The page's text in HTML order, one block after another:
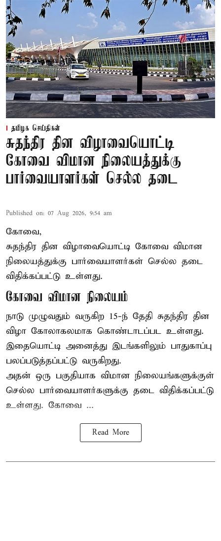
தமிழக செய்திகள்
சுதந்திர தின விழாவையொட்டி
கோவை விமான நிலையத்துக்கு
பார்வையாளர்கள் செல்ல தடை
Published on: 07 Aug 2026, 9:54 am
கோவை,
சுதந்திர தின விழாவையொட்டி கோவை விமான
நிலையத்துக்கு பார்வையாளர்கள் செல்ல தடை
விதிக்கப்பட்டு உள்ளது.
கோவை விமான நிலையம்
நாடு முழுவதும் வருகிற 15-ந் தேதி சுதந்திர தின
விழா கோலாகலமாக கொண்டாடப்பட உள்ளது.
இதையொட்டி அனைத்து இடங்களிலும் பாதுகாப்பு
பலப்படுத்தப்பட்டு வருகிறது.
அதன் ஒரு பகுதியாக விமான நிலையங்களுக்குள்
செல்ல பார்வையாளர்களுக்கு தடை விதிக்கப்பட்டு
உள்ளது. கோவை ...
Read More